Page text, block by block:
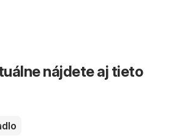
nájdete aj tieto